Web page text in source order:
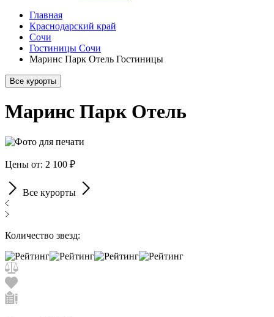
Главная
Краснодарский край
Сочи
Гостиницы Сочи
Маринс Парк Отель Гостиницы
Все курорты
Маринс Парк Отель
Цены от: 2 100 ₽
Все курорты
Количество звезд: